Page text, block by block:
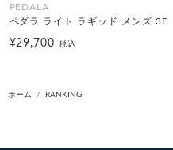
PEDALA
ペダラ ライト ラギッド メンズ 3E
¥29,700税込
ホーム RANKING